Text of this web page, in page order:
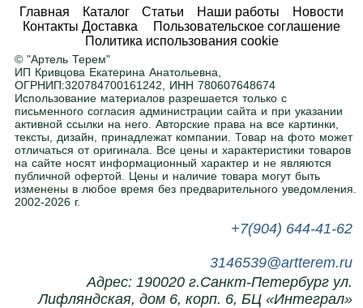
Любые размеры и цвета
Адаптируем любой товар под ваше
помещение. Ширина, высота, глубина — по
вашему заданию. Покраска в любой цвет RAL
Нужна помощь в подборе?
Напишите или позвоните нам, поможем с
выбором.
Главная Каталог Статьи Наши работы
Новости
Контакты Доставка
Пользовательское соглашение
Политика использования cookie
© "Артель Терем"
ИП Кривцова Екатерина Анатольевна,
ОГРНИП:320784700161242, ИНН 780607648674
Использование материалов разрешается только с
письменного согласия администрации сайта и при указании
активной ссылки на него. Авторские права на все картинки,
тексты, дизайн, принадлежат компании. Товар на фото может
отличаться от оригинала. Все цены и характеристики товаров
на сайте носят информационный характер и не являются
публичной офертой. Цены и наличие товара могут быть
изменены в любое время без предварительного уведомления.
2002-2026 г.
+7(904) 644-41-62
3146539@artterem.ru
Адрес: 190020 г.Санкт-Петербург ул.
Лифляндская, дом 6, корп. 6, БЦ «Интеграл»